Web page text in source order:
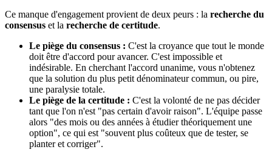
Ce manque d'engagement provient de deux peurs : la recherche du
consensus et la recherche de certitude.
Le piège du consensus : C'est la croyance que tout le monde
doit être d'accord pour avancer. C'est impossible et
indésirable. En cherchant l'accord unanime, vous n'obtenez
que la solution du plus petit dénominateur commun, ou pire,
une paralysie totale.
Le piège de la certitude : C'est la volonté de ne pas décider
tant que l'on n'est "pas certain d'avoir raison". L'équipe passe
alors "des mois ou des années à étudier théoriquement une
option", ce qui est "souvent plus coûteux que de tester, se
planter et corriger".